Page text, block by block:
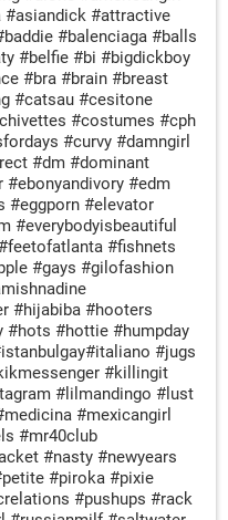
#asiandick #attractive
#balenciaga #balls
#belfie #bi #bigdickboy
#bra #brain #breast
#catsau #cesitone
#costumes #cph
#curvy #damngirl
#dm #dominant
#edm
#eggporn #elevator
#everybodyisbeautiful
#fishnets
#gays #gilofashion
#hijabiba #hooters
#hots #hottie #humpday
#jugs
#killingit
#lilmandingo #lust
#mexicangirl
#mr40club
#nasty #newyears
#piroka #pixie
#pushups #rack